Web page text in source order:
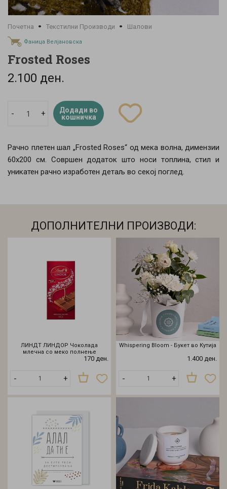
Почетна Текстилни Производи Шалови
Фаница Велјановска
Frosted Roses
2.100 ден.
- +
Додади во
кошничка
Рачно плетен шал „Frosted Roses“ од мека волна, димензии
60x200 см. Совршен додаток што носи топлина, стил и
уникатен рачно изработен детаљ во секој поглед.
ДОПОЛНИТЕЛНИ ПРОИЗВОДИ:
ЛИНДТ ЛИНДОР Чоколада
млечна со меко полнење
170 ден.
- +
Whispering Bloom - Букет во Кутија
1.400 ден.
- +